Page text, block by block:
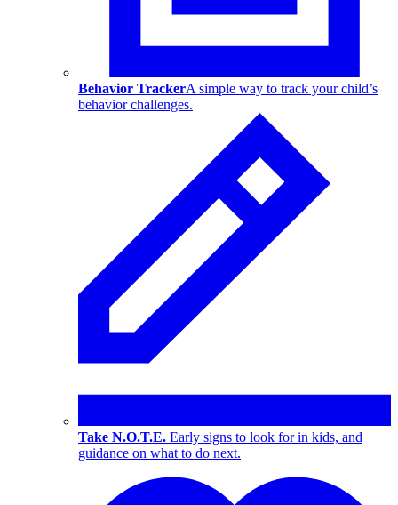
Behavior TrackerA simple way to track your child’s
behavior challenges.
Take N.O.T.E. Early signs to look for in kids, and
guidance on what to do next.